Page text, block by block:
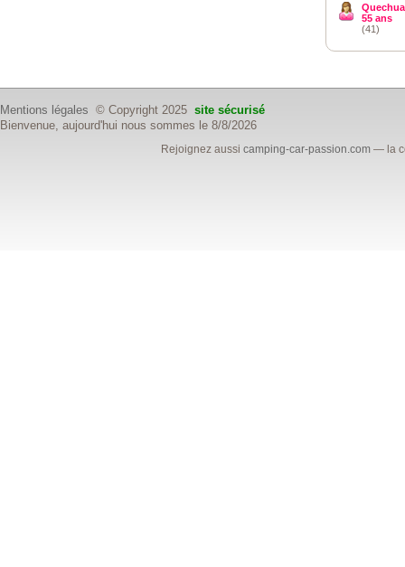
Quechua
55 ans
(41)
Mentions légales © Copyright 2025 site sécurisé
Bienvenue, aujourd'hui nous sommes le 8/8/2026
Rejoignez aussicamping-car-passion.com — la